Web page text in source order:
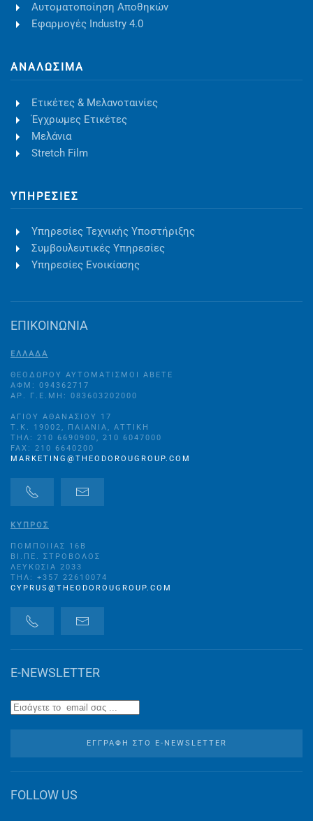
Αυτοματοποίηση Αποθηκών
Εφαρμογές Industry 4.0
ΑΝΑΛΏΣΙΜΑ
Ετικέτες & Μελανοταινίες
Έγχρωμες Ετικέτες
Μελάνια
Stretch Film
ΥΠΗΡΕΣΊΕΣ
Υπηρεσίες Τεχνικής Υποστήριξης
Συμβουλευτικές Υπηρεσίες
Υπηρεσίες Ενοικίασης
ΕΠΙΚΟΙΝΩΝΙΑ
ΕΛΛΑΔΑ
ΘΕΟΔΩΡΟΥ ΑΥΤΟΜΑΤΙΣΜΟΙ ΑΒΕΤΕ
ΑΦΜ: 094362717
ΑΡ. Γ.Ε.ΜΗ: 083603202000
ΑΓΊΟΥ ΑΘΑΝΑΣΊΟΥ 17
Τ.Κ. 19002, ΠΑΙΑΝΊΑ, ΑΤΤΙΚΉ
ΤΗΛ: 210 6690900, 210 6047000
FAX: 210 6640200
MARKETING@THEODOROUGROUP.COM
ΚΥΠΡΟΣ
ΠΟΜΠΟΙΊΑΣ 16B
ΒΙ.ΠΕ. ΣΤΡΌΒΟΛΟΣ
ΛΕΥΚΩΣΊΑ 2033
ΤΗΛ: +357 22610074
CYPRUS@THEODOROUGROUP.COM
E-NEWSLETTER
ΕΓΓΡΑΦΉ ΣΤO E-NEWSLETTER
FOLLOW US